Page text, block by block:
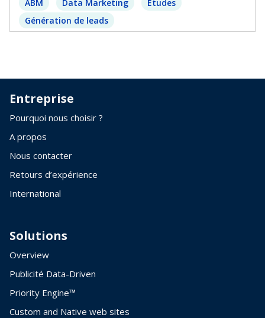
ABM Data Marketing
Etudes
Génération de leads
Entreprise
Pourquoi nous choisir ?
A propos
Nous contacter
Retours d’expérience
International
Solutions
Overview
Publicité Data-Driven
Priority Engine™
Custom and Native web sites